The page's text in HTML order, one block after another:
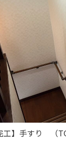
工】手すり （